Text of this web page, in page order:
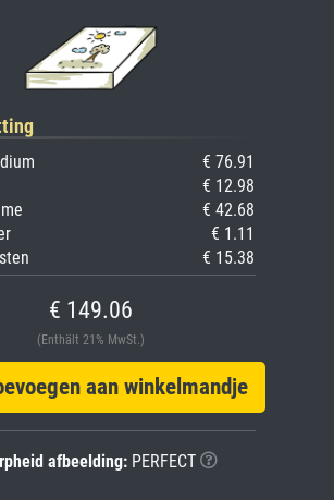
€ 76.91
€ 12.98
€ 42.68
€ 1.11
€ 15.38
€ 149.06
(Enthält 21% MwSt.)
aan winkelmandje
afbeelding:PERFECT